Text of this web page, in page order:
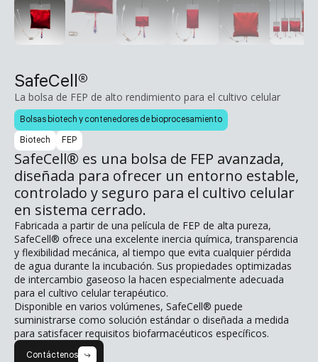
SafeCell®
La bolsa de FEP de alto rendimiento para el cultivo celular
Bolsas biotech y contenedores de bioprocesamiento
Biotech
FEP
SafeCell® es una bolsa de FEP avanzada,
diseñada para ofrecer un entorno estable,
controlado y seguro para el cultivo celular
en sistema cerrado.
Fabricada a partir de una película de FEP de alta pureza,
SafeCell® ofrece una excelente inercia química, transparencia
y flexibilidad mecánica, al tiempo que evita cualquier pérdida
de agua durante la incubación. Sus propiedades optimizadas
de intercambio gaseoso la hacen especialmente adecuada
para el cultivo celular terapéutico.
Disponible en varios volúmenes, SafeCell® puede
suministrarse como solución estándar o diseñada a medida
para satisfacer requisitos biofarmacéuticos específicos.
Contáctenos